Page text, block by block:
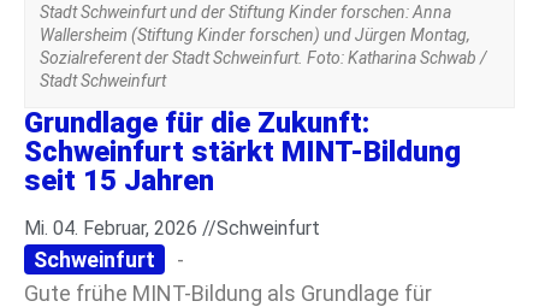
Stadt Schweinfurt und der Stiftung Kinder forschen: Anna
Wallersheim (Stiftung Kinder forschen) und Jürgen Montag,
Sozialreferent der Stadt Schweinfurt. Foto: Katharina Schwab /
Stadt Schweinfurt
Grundlage für die Zukunft:
Schweinfurt stärkt MINT-Bildung
seit 15 Jahren
Mi. 04. Februar, 2026 //Schweinfurt
Schweinfurt
-
Gute frühe MINT-Bildung als Grundlage für